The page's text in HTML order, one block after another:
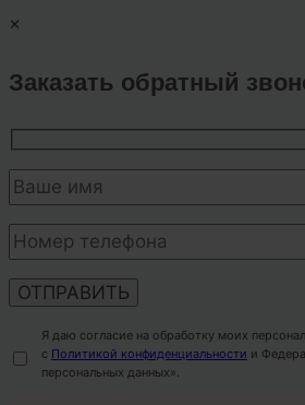
×
Заказать обратный
Я даю согласие на обработку моих
с Политикой конфиденциальности и
персональных данных».